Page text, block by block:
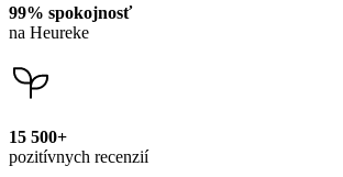
Zákaznícka podpora
dotazy@cityzen.sk